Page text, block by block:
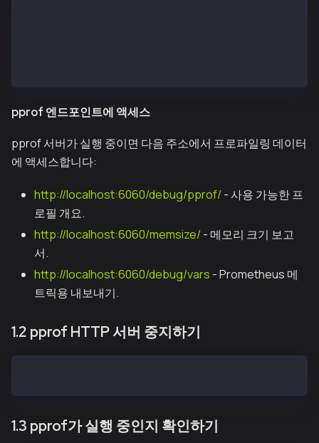
pprof 엔드포인트에 액세스
pprof 서버가 실행 중이면 다음 주소에서 프로파일링 데이터
에 액세스합니다:
http://localhost:6060/debug/pprof/ - 사용 가능한 프
로필 개요.
http://localhost:6060/memsize/ - 메모리 크기 보고
서.
http://localhost:6060/debug/vars - Prometheus 메
트릭용 내보내기.
1.2 pprof HTTP 서버 중지하기
1.3 pprof가 실행 중인지 확인하기